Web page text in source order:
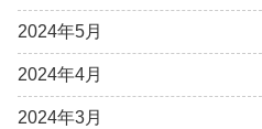
2024年5月
2024年4月
2024年3月